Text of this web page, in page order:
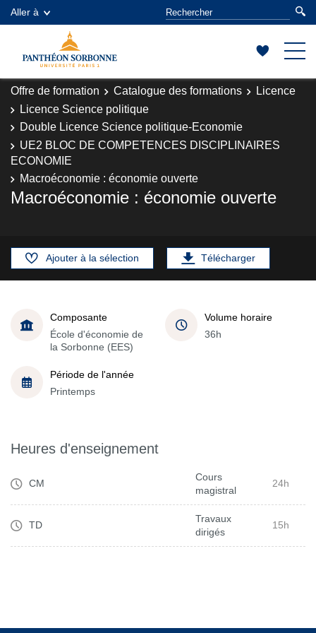
Aller à
Offre de formation Catalogue des formations
Licence
Licence Science politique
Double Licence Science politique-Economie
UE2 BLOC DE COMPETENCES DISCIPLINAIRES
ECONOMIE
Macroéconomie : économie ouverte
Macroéconomie : économie ouverte
Ajouter à la sélection Télécharger
Composante
École d'économie de
la Sorbonne (EES)
Volume horaire
36h
Période de l'année
Printemps
Heures d'enseignement
CM
Cours
magistral
24h
TD
Travaux
dirigés
15h